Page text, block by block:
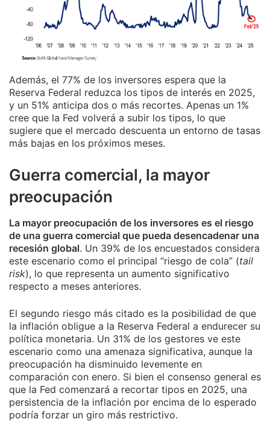
Además, el 77% de los inversores espera que la
Reserva Federal reduzca los tipos de interés en 2025,
y un 51% anticipa dos o más recortes. Apenas un 1%
cree que la Fed volverá a subir los tipos, lo que
sugiere que el mercado descuenta un entorno de tasas
más bajas en los próximos meses.
Guerra comercial, la mayor
preocupación
La mayor preocupación de los inversores es el riesgo
de una guerra comercial que pueda desencadenar una
recesión global. Un 39% de los encuestados considera
este escenario como el principal “riesgo de cola” (tail
risk), lo que representa un aumento significativo
respecto a meses anteriores.
El segundo riesgo más citado es la posibilidad de que
la inflación obligue a la Reserva Federal a endurecer su
política monetaria. Un 31% de los gestores ve este
escenario como una amenaza significativa, aunque la
preocupación ha disminuido levemente en
comparación con enero. Si bien el consenso general es
que la Fed comenzará a recortar tipos en 2025, una
persistencia de la inflación por encima de lo esperado
podría forzar un giro más restrictivo.